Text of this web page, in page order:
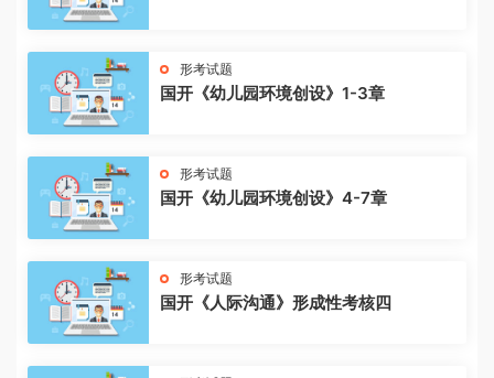
形考试题
国开《幼儿园环境创设》1-3章
形考试题
国开《幼儿园环境创设》4-7章
形考试题
国开《人际沟通》形成性考核四